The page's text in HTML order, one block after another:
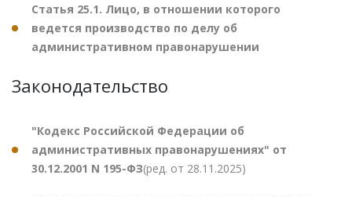
Статья 25.1. Лицо, в отношении которого
ведется производство по делу об
административном правонарушении
Законодательство
"Кодекс Российской Федерации об
административных правонарушениях" от
30.12.2001 N 195-ФЗ(ред. от 28.11.2025)